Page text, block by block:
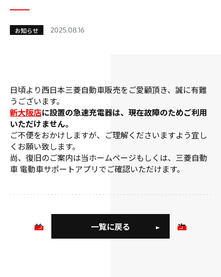
お知らせ 2025.08.16
日頃より西日本三菱自動車販売をご愛顧頂き、誠に有難
うございます。
新大阪店に設置の急速充電器は、現在故障のためご利用
いただけません。
ご不便をおかけしますが、ご理解くださいますよう宜し
くお願い致します。
尚、復旧のご案内は当ホームページもしくは、三菱自動
車 電動車サポートアプリでご確認いただけます。
前
一覧に戻る
次